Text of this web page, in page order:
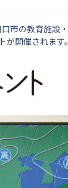
市の教育施設・
が開催されます。